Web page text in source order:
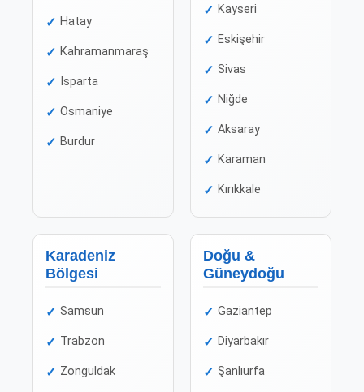
Hatay
Kahramanmaraş
Isparta
Osmaniye
Burdur
Kayseri
Eskişehir
Sivas
Niğde
Aksaray
Karaman
Kırıkkale
Karadeniz
Bölgesi
Samsun
Trabzon
Zonguldak
Doğu &
Güneydoğu
Gaziantep
Diyarbakır
Şanlıurfa